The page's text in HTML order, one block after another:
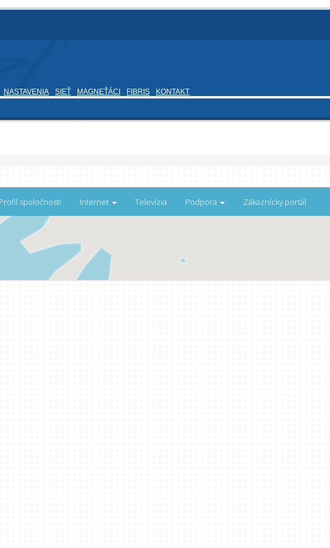
NASTAVENIA SIEŤ MAGNEŤÁCI FIBRIS
KONTAKT